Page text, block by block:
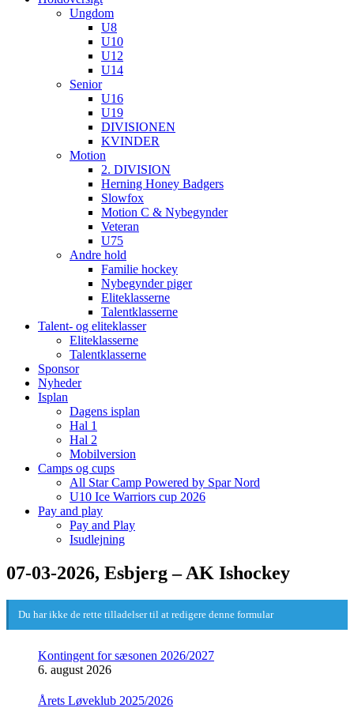
Ungdom
U8
U10
U12
U14
Senior
U16
U19
DIVISIONEN
KVINDER
Motion
2. DIVISION
Herning Honey Badgers
Slowfox
Motion C & Nybegynder
Veteran
U75
Andre hold
Familie hockey
Nybegynder piger
Eliteklasserne
Talentklasserne
Talent- og eliteklasser
Eliteklasserne
Talentklasserne
Sponsor
Nyheder
Isplan
Dagens isplan
Hal 1
Hal 2
Mobilversion
Camps og cups
All Star Camp Powered by Spar Nord
U10 Ice Warriors cup 2026
Pay and play
Pay and Play
Isudlejning
07-03-2026, Esbjerg – AK Ishockey
Du har ikke de rette tilladelser til at redigere denne formular
Kontingent for sæsonen 2026/2027
6. august 2026
Årets Løveklub 2025/2026